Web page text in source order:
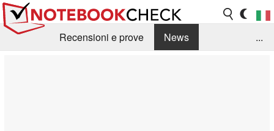
Recensioni e prove
News
...